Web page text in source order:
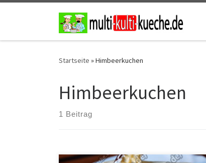
Zum Inhalt springen
Startseite »Himbeerkuchen
Himbeerkuchen
1 Beitrag